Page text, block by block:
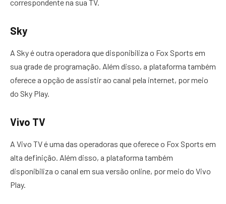
correspondente na sua TV.
Sky
A Sky é outra operadora que disponibiliza o Fox Sports em
sua grade de programação. Além disso, a plataforma também
oferece a opção de assistir ao canal pela internet, por meio
do Sky Play.
Vivo TV
A Vivo TV é uma das operadoras que oferece o Fox Sports em
alta definição. Além disso, a plataforma também
disponibiliza o canal em sua versão online, por meio do Vivo
Play.